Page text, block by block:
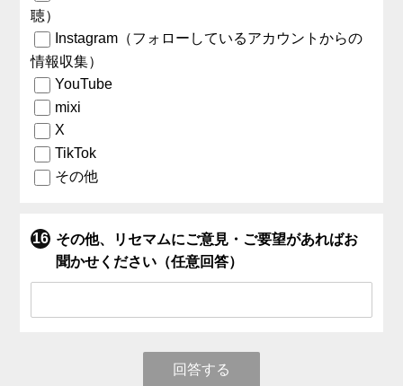
聴）
Instagram（フォローしているアカウントからの
情報収集）
YouTube
mixi
X
TikTok
その他
その他、リセマムにご意見・ご要望があればお
聞かせください（任意回答）
回答する